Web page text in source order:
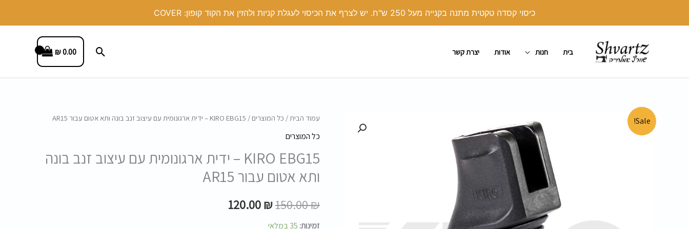
כיסוי קסדה טקטית מתנה בקנייה מעל 250 ש"ח. יש לצרף את הכיסוי לעגלת קניות ולהזין את הקוד קופון: COVER
בית חנות אודות יצרת קשר חיפוש 0.00
₪
Sale! עמוד הבית/ כל המוצרים / KIRO EBG15 – ידית ארגונומית עם עיצוב זנב בונה ותא אטום עבור AR15
כל המוצרים
KIRO EBG15 – ידית ארגונומית עם עיצוב זנב בונה
ותא אטום עבור AR15
150.00₪
המחיר
היה:
120.00₪
המחיר
הוא:
זמינות: 35 במלאי
כמות
של
EBG15
ארגונומית
עם